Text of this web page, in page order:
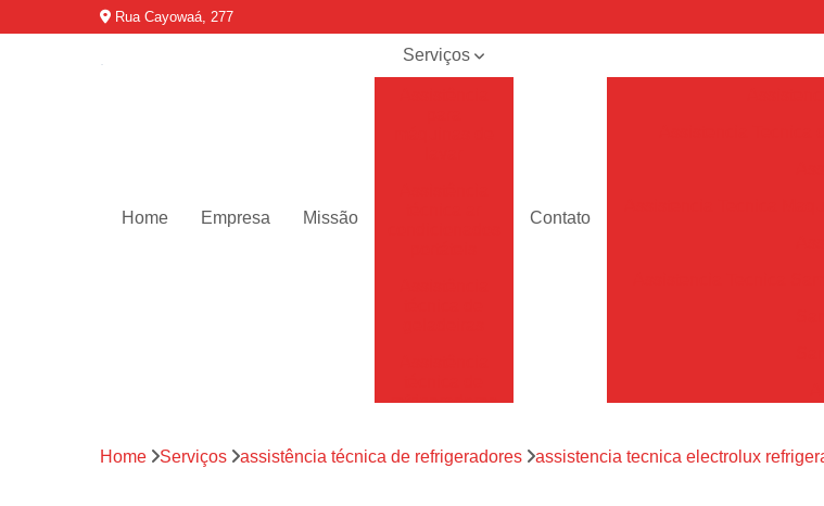
Rua Cayowaá, 277
Home Empresa Missão
Serviços
refrigeradores
técnica de
Contato
Home Serviços assistência técnica de refrigeradores assistencia tecnica electrolux